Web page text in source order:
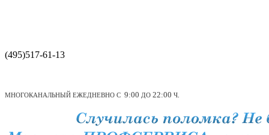
(495)517-61-13
МНОГОКАНАЛЬНЫЙ ЕЖЕДНЕВНО С 9:00 ДО 22:00 Ч